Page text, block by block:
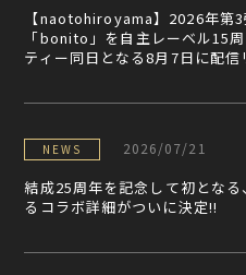
【naotohiroyama】2026年第
「bonito」を自主レーベル15
ティー同日となる8月7日に配信
NEWS 2026/07/21
結成25周年を記念して初とな
るコラボ詳細がついに決定!!